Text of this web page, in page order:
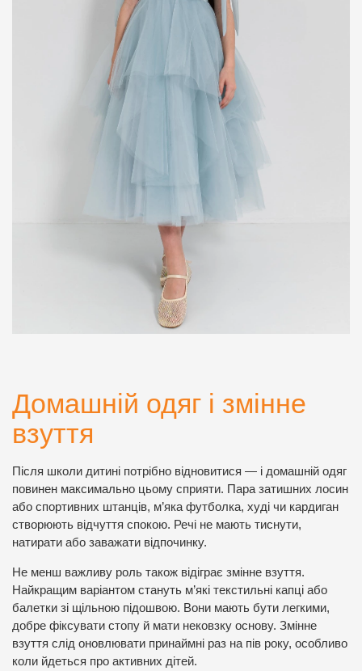
Домашній одяг і змінне
взуття
Після школи дитині потрібно відновитися — і домашній одяг
повинен максимально цьому сприяти. Пара затишних лосин
або спортивних штанців, м’яка футболка, худі чи кардиган
створюють відчуття спокою. Речі не мають тиснути,
натирати або заважати відпочинку.
Не менш важливу роль також відіграє змінне взуття.
Найкращим варіантом стануть м’які текстильні капці або
балетки зі щільною підошвою. Вони мають бути легкими,
добре фіксувати стопу й мати нековзку основу. Змінне
взуття слід оновлювати принаймні раз на пів року, особливо
коли йдеться про активних дітей.